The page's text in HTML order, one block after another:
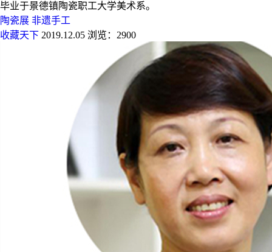
毕业于景德镇陶瓷职工大学美术系。
陶瓷展 非遗手工
收藏天下 2019.12.05 浏览：2900